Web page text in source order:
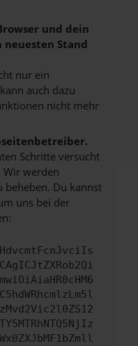
und dein
Stand
nur ein
auch dazu
nicht mehr
Schritte versucht
Wir werden
beheben. Du kannst
uns bei der